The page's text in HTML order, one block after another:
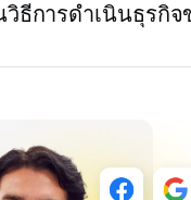
ธีการดำเนินธุรกิ